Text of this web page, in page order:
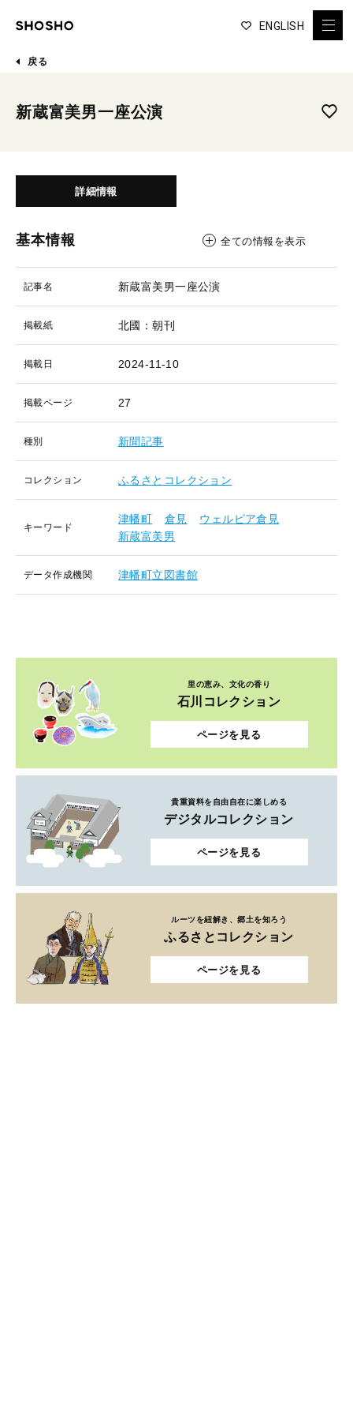
ENGLISH
戻る
新蔵富美男一座公演
詳細情報
基本情報 全ての情報を表示
記事名 新蔵富美男一座公演
掲載紙 北國：朝刊
掲載日 2024-11-10
掲載ページ 27
種別 新聞記事
コレクション ふるさとコレクション
キーワード
津幡町 倉見
ウェルピア倉見
新蔵富美男
データ作成機関 津幡町立図書館
里の恵み、文化の香り
石川コレクション
ページを見る
貴重資料を自由自在に楽しめる
デジタルコレクション
ページを見る
ルーツを紐解き、郷土を知ろう
ふるさとコレクション
ページを見る